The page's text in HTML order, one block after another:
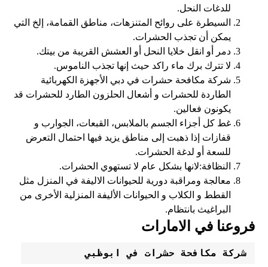
للدغات النحل.
السيطرة على روائح المتنزهات، مناطق القمامة، إلخ التي
يمكن أن تجذب الحشرات.
دمر أو انقل خلايا النحل أو العشش القريبة من بيتك.
لا تترك برك ماء راكد حيث إنها تجذب الناموس.
شركة مكافحة حشرات في دبي الأجهزة الكهربائية
الطاردة للحشرات و أشعال الحلزون الطارد للحشرات قد
يكونون فعالين.
غط كل أجزاء الجسم بالملابس، القبعات، الجوارب و
قفازات إذا ذهبت إلى مناطق يزيد فيها احتمال التعرض
للسعة أو لدغة الحشرات.
النظافة:لانها بشكل عام لا تستهوي الحشرات.
معالجة ومراقبة دورية للحيوانات الاليفة في المنزل مثل
القطط و الكلاب و الحيوانات الأليفة المنزلية الأخرى من
البراغيث بانتظام.
فروعنا في الامارات
شركة مكافحة حشرات في ابوظبي